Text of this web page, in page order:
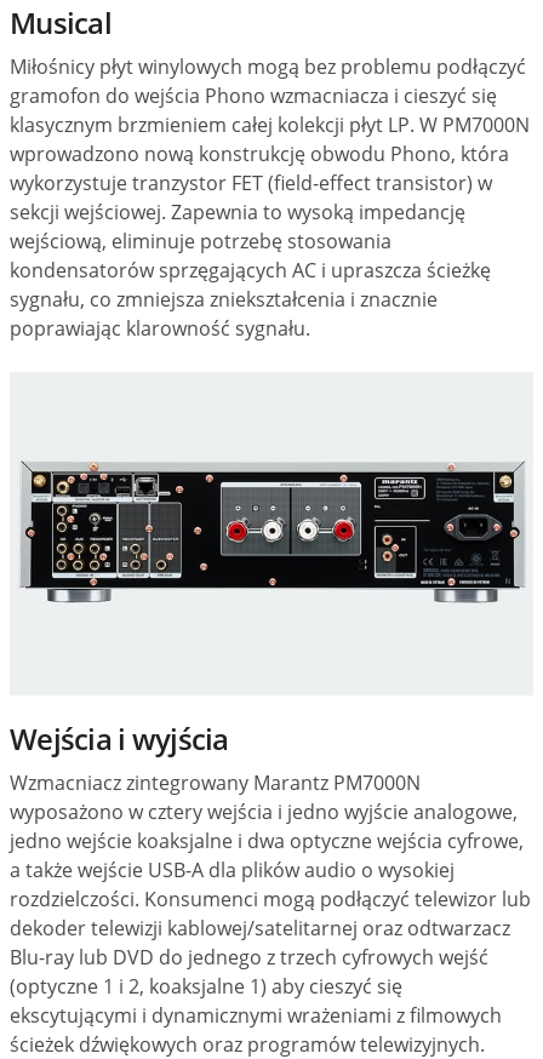
Musical
Miłośnicy płyt winylowych mogą bez problemu podłączyć
gramofon do wejścia Phono wzmacniacza i cieszyć się
klasycznym brzmieniem całej kolekcji płyt LP. W PM7000N
wprowadzono nową konstrukcję obwodu Phono, która
wykorzystuje tranzystor FET (field-effect transistor) w
sekcji wejściowej. Zapewnia to wysoką impedancję
wejściową, eliminuje potrzebę stosowania
kondensatorów sprzęgających AC i upraszcza ścieżkę
sygnału, co zmniejsza zniekształcenia i znacznie
poprawiając klarowność sygnału.
Wejścia i wyjścia
Wzmacniacz zintegrowany Marantz PM7000N
wyposażono w cztery wejścia i jedno wyjście analogowe,
jedno wejście koaksjalne i dwa optyczne wejścia cyfrowe,
a także wejście USB-A dla plików audio o wysokiej
rozdzielczości. Konsumenci mogą podłączyć telewizor lub
dekoder telewizji kablowej/satelitarnej oraz odtwarzacz
Blu-ray lub DVD do jednego z trzech cyfrowych wejść
(optyczne 1 i 2, koaksjalne 1) aby cieszyć się
ekscytującymi i dynamicznymi wrażeniami z filmowych
ścieżek dźwiękowych oraz programów telewizyjnych.